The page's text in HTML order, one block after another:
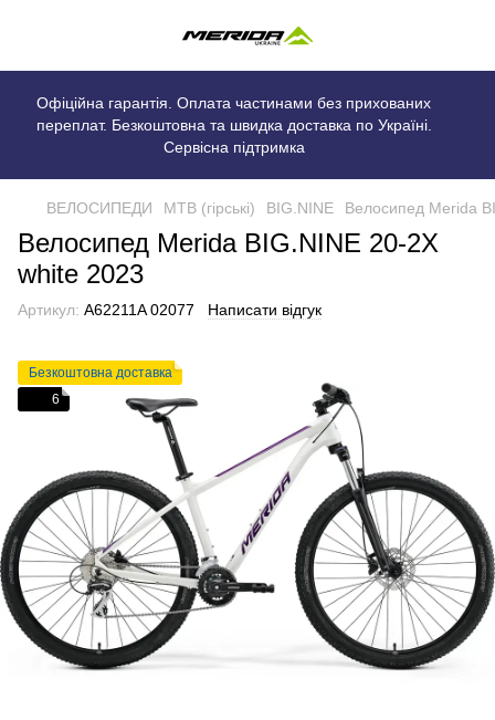
Офіційна гарантія. Оплата частинами без прихованих
переплат. Безкоштовна та швидка доставка по Україні.
Сервісна підтримка
ВЕЛОСИПЕДИ MTB (гірські) BIG.NINE Велосипед Merida
Велосипед Merida BIG.NINE 20-2X
white 2023
Артикул: A62211A 02077 Написати відгук
Безкоштовна доставка
6